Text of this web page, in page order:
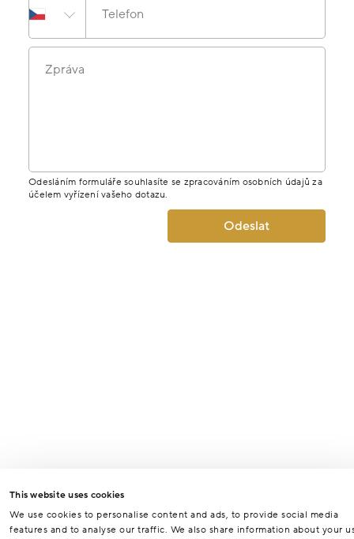
This website uses cookies
We use cookies to personalise content and ads, to provide social media
features and to analyse our traffic. We also share information about your
Telefon
Zpráva
Odesláním formuláře souhlasíte se zpracováním osobních údajů za
účelem vyřízení vašeho dotazu.
Odeslat